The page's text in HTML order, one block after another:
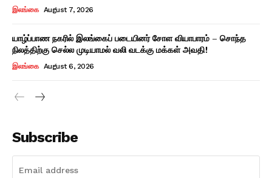
இலங்கை August 7, 2026
யாழ்ப்பாண நகரில் இலங்கைப் படையினர் சோள வியாபாரம் – சொந்த
நிலத்திற்கு செல்ல முடியாமல் வலி வடக்கு மக்கள் அவதி!
இலங்கை August 6, 2026
Subscribe